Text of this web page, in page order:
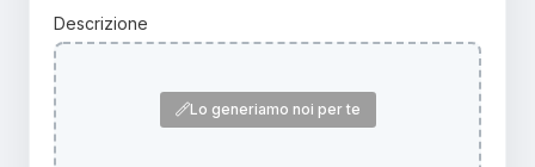
Descrizione
Lo generiamo noi per te